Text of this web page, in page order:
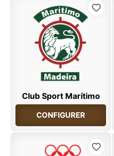
Club Sport Marítimo
CONFIGURER